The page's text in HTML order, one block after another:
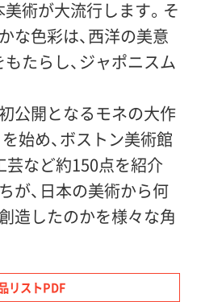
は休館
展示室
団法人せたがや文化財
、NHK、NHKプロモーシ
術が大流行します。そ
な色彩は、西洋の美意
たらし、ジャポニスム
公開となるモネの大作
を始め、ボストン美術館
芸など約150点を紹介
が、日本の美術から何
造したのかを様々な角
リストPDF